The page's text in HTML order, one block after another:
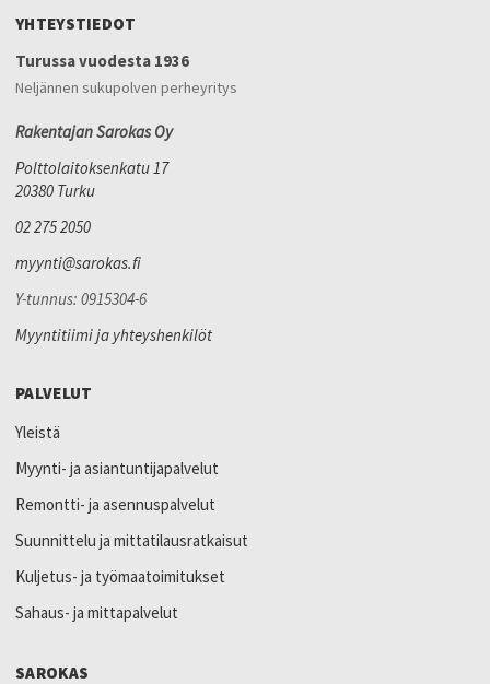
YHTEYSTIEDOT
Turussa vuodesta 1936
Neljännen sukupolven perheyritys
Rakentajan Sarokas Oy
Polttolaitoksenkatu 17
20380 Turku
02 275 2050
myynti@sarokas.fi
Y-tunnus: 0915304-6
Myyntitiimi ja yhteyshenkilöt
PALVELUT
Yleistä
Myynti- ja asiantuntijapalvelut
Remontti- ja asennuspalvelut
Suunnittelu ja mittatilausratkaisut
Kuljetus- ja työmaatoimitukset
Sahaus- ja mittapalvelut
SAROKAS